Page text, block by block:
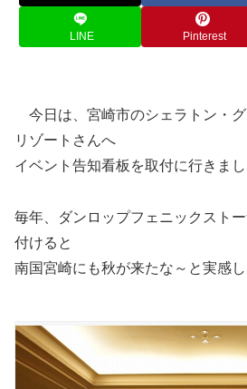
LINE Pinterest
今日は、宮崎市のシェラトン・グ
リゾートさんへ
イベント告知看板を取付に行きまし
毎年、ダンロップフェニックスト
付けると
南国宮崎にも秋が来たな～と実感し